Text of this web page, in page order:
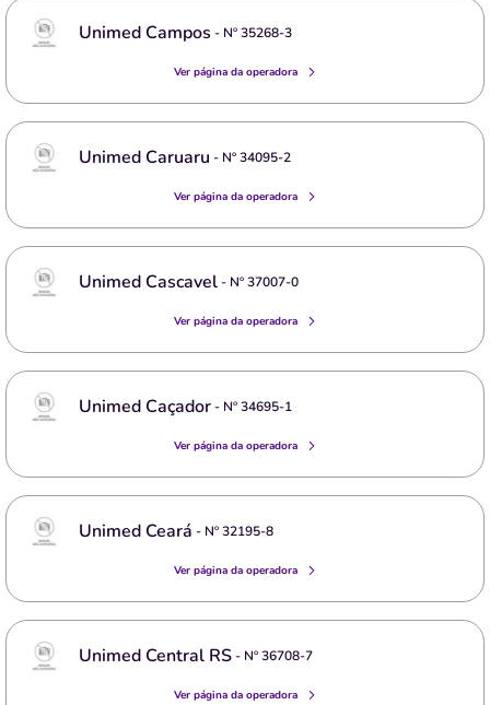
Unimed Campos - Nº35268-3
Ver página da operadora
Unimed Caruaru - Nº34095-2
Ver página da operadora
Unimed Cascavel- Nº37007-0
Ver página da operadora
Unimed Caçador- Nº34695-1
Ver página da operadora
Unimed Ceará - Nº32195-8
Ver página da operadora
Unimed Central RS- Nº36708-7
Ver página da operadora